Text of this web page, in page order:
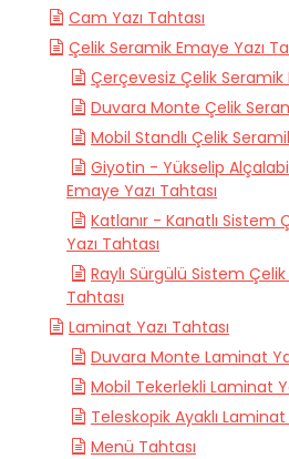
Cam Yazı Tahtası
Çelik Seramik Emaye Yazı
Çerçevesiz Çelik Seramik
Duvara Monte Çelik
Mobil Standlı Çelik
Giyotin - Yükselip
Emaye Yazı Tahtası
Katlanır - Kanatlı Sistem
Yazı Tahtası
Raylı Sürgülü Sistem
Tahtası
Laminat Yazı Tahtası
Duvara Monte Laminat
Mobil Tekerlekli Laminat
Teleskopik Ayaklı Laminat
Menü Tahtası